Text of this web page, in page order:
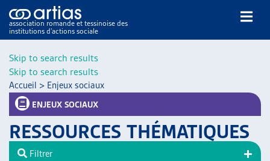
Skip to search results
Skip to search results
association romande et tessinoise des
institutions d’actions sociale
NOS PUBLICATIONS
Accueil > Enjeux sociaux
ENJEUX SOCIAUX
RESSOURCES THÉMATIQUES
Filtrer